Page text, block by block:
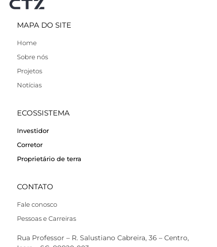
MAPA DO SITE
Home
Sobre nós
Projetos
Notícias
ECOSSISTEMA
Investidor
Corretor
Proprietário de terra
CONTATO
Fale conosco
Pessoas e Carreiras
Rua Professor – R. Salustiano Cabreira, 36 – Centro,